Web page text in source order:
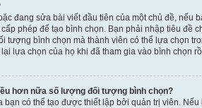
đang sửa bài viết đầu tiên của một chủ đề,
phép để tạo bình chọn. Bạn phải nhập tiêu đề
tượng bình chọn mà thành viên có thể lựa chọn
lựa chọn của họ khi đã tham gia vào bình chọn
hơn nữa số lượng đối tượng bình chọn?
có thể tạo được thiết lập bởi quản trị viên.